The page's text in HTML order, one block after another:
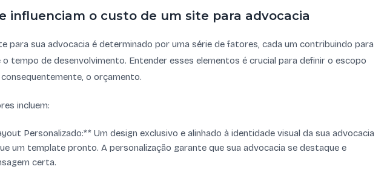
influenciam o custo de um site para advocacia
para sua advocacia é determinado por uma série de fatores, cada um contribuindo para
o tempo de desenvolvimento. Entender esses elementos é crucial para definir o escopo
o orçamento.
incluem:
Personalizado:** Um design exclusivo e alinhado à identidade visual da sua advocacia
um template pronto. A personalização garante que sua advocacia se destaque e
certa.